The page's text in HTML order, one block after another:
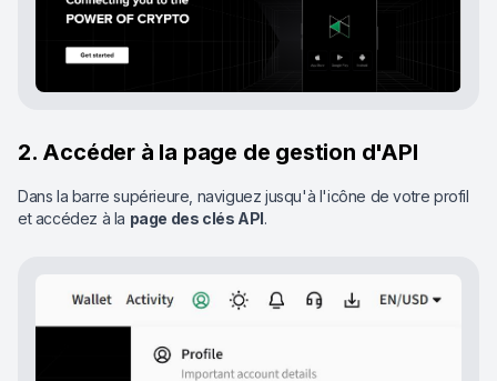
2. Accéder à la page de gestion d'API
Dans la barre supérieure, naviguez jusqu'à l'icône de votre profil
et accédez à la page des clés API.